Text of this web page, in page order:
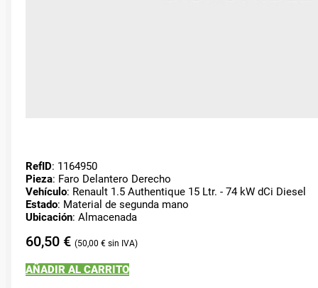
RefID: 1164950
Pieza: Faro Delantero Derecho
Vehículo: Renault 1.5 Authentique 15 Ltr. - 74 kW dCi Diesel
Estado: Material de segunda mano
Ubicación: Almacenada
60,50 € 50,00 €
AÑADIR AL CARRITO